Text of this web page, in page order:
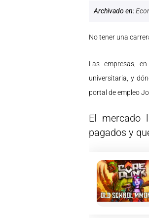
Archivado en:
No tener una
Las empresas,
universitaria, y
portal de empleo
El mercado
pagados y